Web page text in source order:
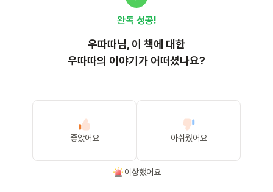
완독 성공!
우따따님, 이 책에 대한
우따따의 이야기가 어떠셨나요?
좋았어요 아쉬웠어요
이상했어요